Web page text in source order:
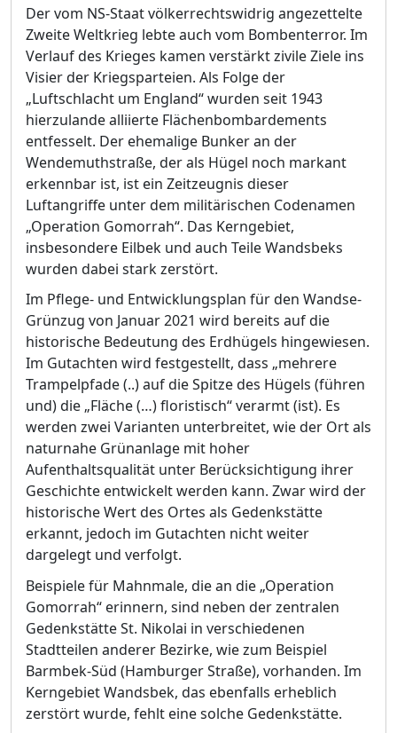
Der vom NS-Staat völkerrechtswidrig angezettelte
Zweite Weltkrieg lebte auch vom Bombenterror. Im
Verlauf des Krieges kamen verstärkt zivile Ziele ins
Visier der Kriegsparteien. Als Folge der
„Luftschlacht um England“wurden seit 1943
hierzulande alliierte Flächenbombardements
entfesselt. Der ehemalige Bunker an der
Wendemuthstraße, der als Hügel noch markant
erkennbar ist, ist ein Zeitzeugnis dieser
Luftangriffe unter dem militärischen Codenamen
„Operation Gomorrah“. Das Kerngebiet,
insbesondere Eilbek und auch Teile Wandsbeks
wurden dabei stark zerstört.
Im Pflege- und Entwicklungsplan fürden Wandse-
Grünzug von Januar 2021 wird bereits auf die
historische Bedeutung des Erdhügels hingewiesen.
Im Gutachten wird festgestellt, dass „mehrere
Trampelpfade (..) auf die Spitze des Hügels (führen
und) die „Fläche (…) floristisch“verarmt (ist). Es
werden zwei Varianten unterbreitet, wie der Ort als
naturnahe Grünanlage mit hoher
Aufenthaltsqualität unter Berücksichtigung ihrer
Geschichte entwickelt werden kann. Zwar wird der
historische Wert des Ortes als Gedenkstätte
erkannt, jedoch im Gutachten nicht weiter
dargelegt und verfolgt.
Beispiele für Mahnmale, die an die „Operation
Gomorrah“ erinnern, sind neben der zentralen
Gedenkstätte St. Nikolai in verschiedenen
Stadtteilen anderer Bezirke, wie zum Beispiel
Barmbek-Süd (Hamburger Straße), vorhanden. Im
Kerngebiet Wandsbek, das ebenfalls erheblich
zerstört wurde, fehlt eine solche Gedenkstätte.